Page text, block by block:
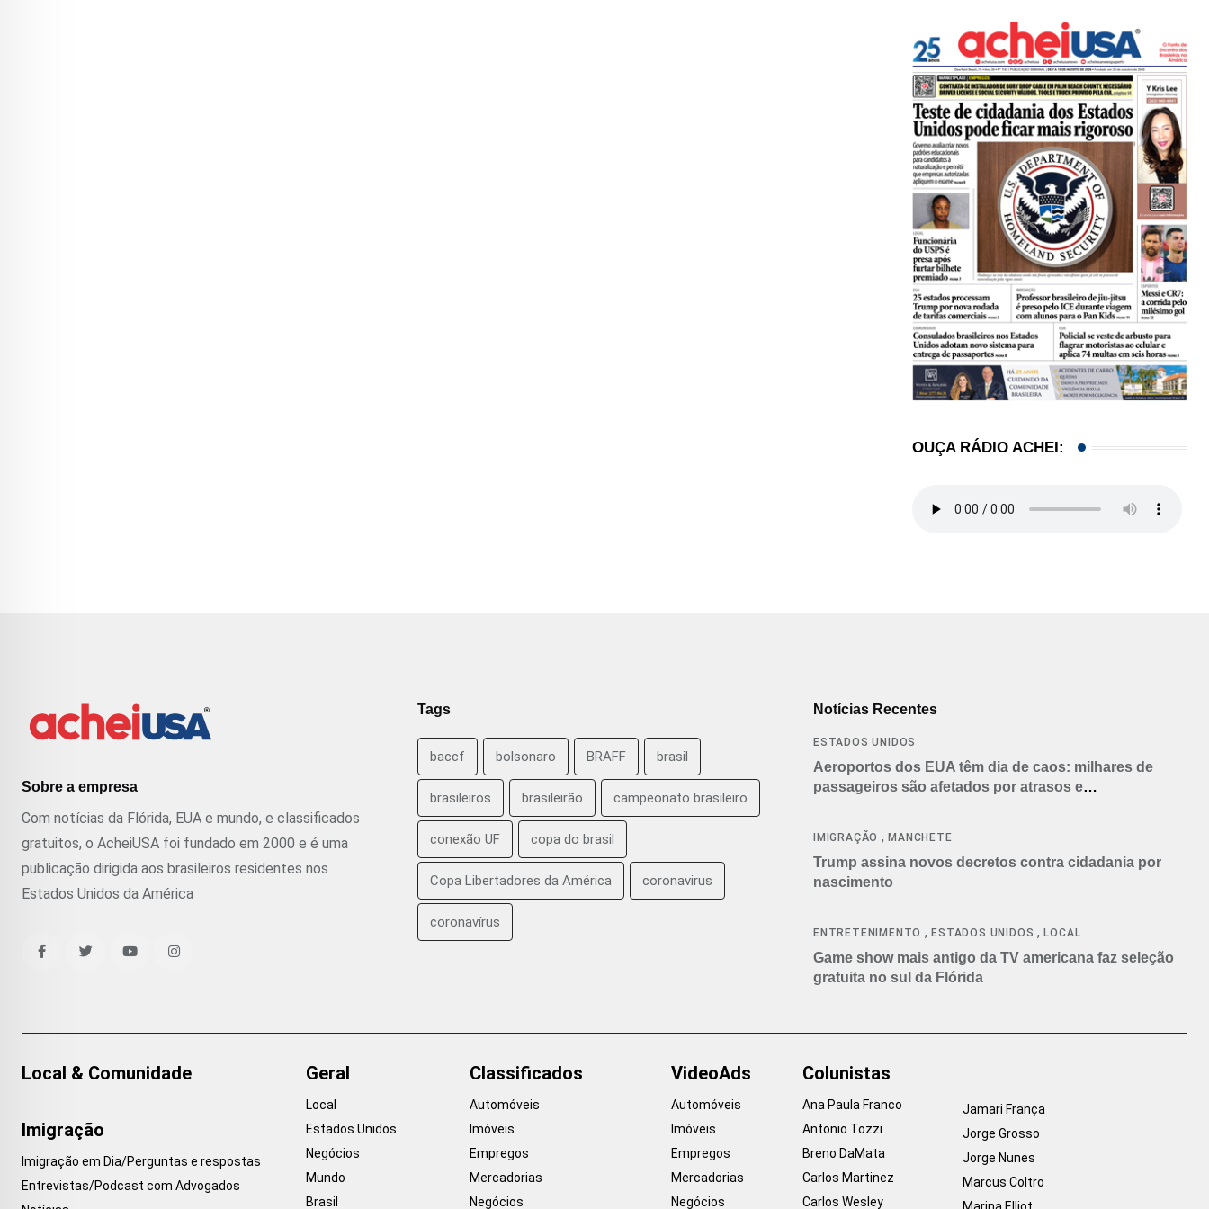
OUÇA RÁDIO ACHEI:
Sobre a empresa
Com notícias da Flórida, EUA e mundo, e classificados
gratuitos, o AcheiUSA foi fundado em 2000 e é uma
publicação dirigida aos brasileiros residentes nos
Estados Unidos da América
Tags
baccf bolsonaro BRAFF brasil
brasileiros brasileirão campeonato brasileiro
conexão UF copa do brasil
Copa Libertadores da América coronavirus
coronavírus
Notícias Recentes
ESTADOS UNIDOS
Aeroportos dos EUA têm dia de caos: milhares de
passageiros são afetados por atrasos e
IMIGRAÇÃO ,MANCHETE
Trump assina novos decretos contra cidadania por
nascimento
ENTRETENIMENTO ,ESTADOS UNIDOS ,LOCAL
Game show mais antigo da TV americana faz seleção
gratuita no sul da Flórida
Local & Comunidade
Imigração
Imigração em Dia/Perguntas e respostas
Entrevistas/Podcast com Advogados
Geral
Local
Estados Unidos
Negócios
Mundo
Brasil
Classificados
Automóveis
Imóveis
Empregos
Mercadorias
Negócios
VideoAds
Automóveis
Imóveis
Empregos
Mercadorias
Negócios
Colunistas
Ana Paula Franco
Antonio Tozzi
Breno DaMata
Carlos Martinez
Carlos Wesley
Jamari França
Jorge Grosso
Jorge Nunes
Marcus Coltro